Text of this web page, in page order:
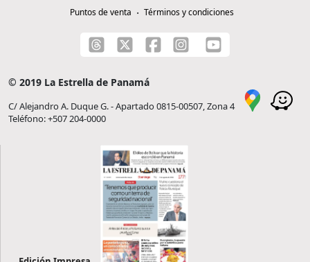
Puntos de venta
Términos y condiciones
© 2019 La Estrella de Panamá
C/ Alejandro A. Duque G. - Apartado 0815-00507, Zona 4
Teléfono: +507 204-0000